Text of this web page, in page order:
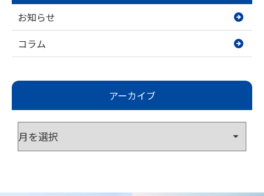
お知らせ
コラム
アーカイブ